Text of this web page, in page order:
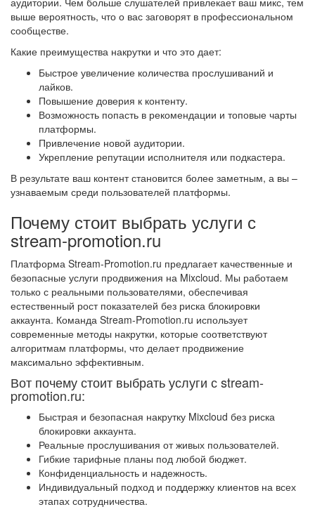
выше вероятность, что о вас заговорят в профессиональном
сообществе.
Какие преимущества накрутки и что это дает:
Быстрое увеличение количества прослушиваний и
лайков.
Повышение доверия к контенту.
Возможность попасть в рекомендации и топовые чарты
платформы.
Привлечение новой аудитории.
Укрепление репутации исполнителя или подкастера.
В результате ваш контент становится более заметным, а вы –
узнаваемым среди пользователей платформы.
Почему стоит выбрать услуги с
stream-promotion.ru
Платформа Stream-Promotion.ru предлагает качественные и
безопасные услуги продвижения на Mixcloud. Мы работаем
только с реальными пользователями, обеспечивая
естественный рост показателей без риска блокировки
аккаунта. Команда Stream-Promotion.ru использует
современные методы накрутки, которые соответствуют
алгоритмам платформы, что делает продвижение
максимально эффективным.
Вот почему стоит выбрать услуги с stream-
promotion.ru:
Быстрая и безопасная накрутку Mixcloud без риска
блокировки аккаунта.
Реальные прослушивания от живых пользователей.
Гибкие тарифные планы под любой бюджет.
Конфиденциальность и надежность.
Индивидуальный подход и поддержку клиентов на всех
этапах сотрудничества.